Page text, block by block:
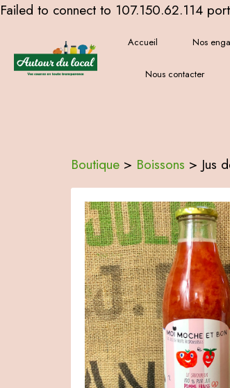
Failed to connect to 107.150.62.114
Accueil Nos
Nous contacter
Boutique > Boissons > Jus